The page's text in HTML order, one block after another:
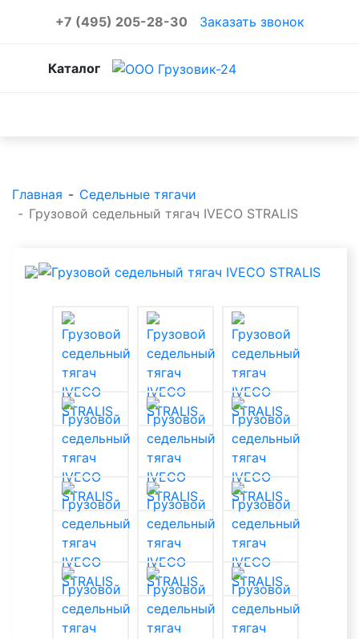
+7 (495) 205-28-30 Заказать звонок
Каталог
Главная - Седельные тягачи
- Грузовой седельный тягач IVECO STRALIS